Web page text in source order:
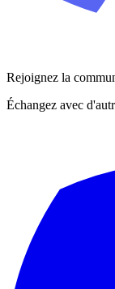
Rejoignez la
Échangez avec